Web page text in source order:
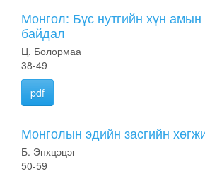
Монгол: Бүс нутгийн хүн амын
байдал
Ц. Болормаа
38-49
pdf
Монголын эдийн засгийн
Б. Энхцэцэг
50-59